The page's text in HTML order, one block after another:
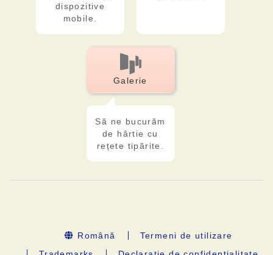
dispozitive
mobile.
Galerie
Să ne bucurăm
de hârtie cu
rețete tipărite.
Română
Termeni de utilizare